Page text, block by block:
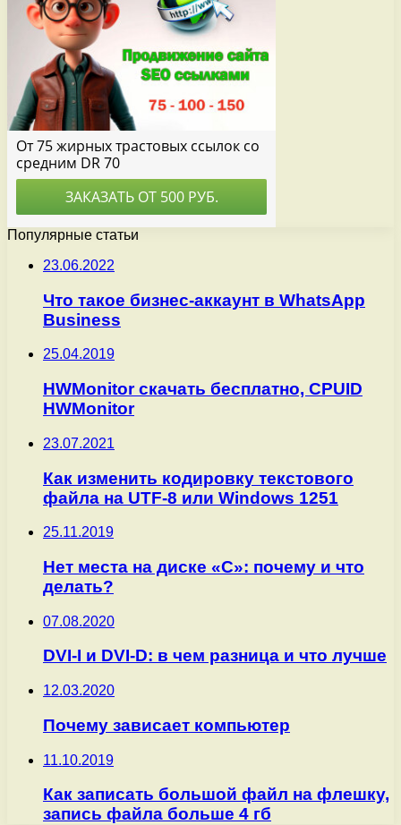
Популярные статьи
23.06.2022
Что такое бизнес-аккаунт в WhatsApp
Business
25.04.2019
HWMonitor скачать бесплатно, CPUID
HWMonitor
23.07.2021
Как изменить кодировку текстового
файла на UTF-8 или Windows 1251
25.11.2019
Нет места на диске «С»: почему и что
делать?
07.08.2020
DVI-I и DVI-D: в чем разница и что лучше
12.03.2020
Почему зависает компьютер
11.10.2019
Как записать большой файл на флешку,
запись файла больше 4 гб